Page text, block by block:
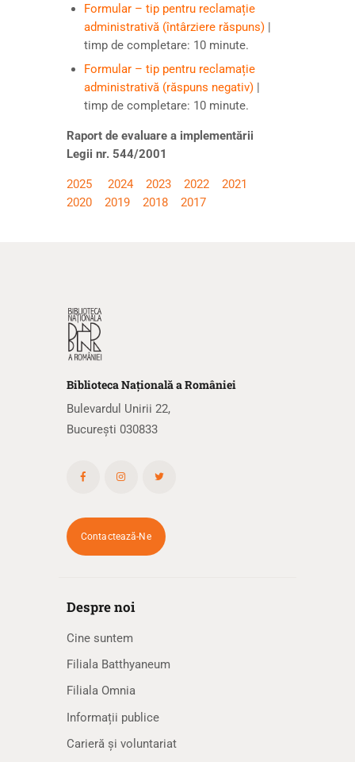
Formular – tip pentru reclamație
administrativă (întârziere răspuns) |
timp de completare: 10 minute.
Formular – tip pentru reclamație
administrativă (răspuns negativ)
timp de completare: 10 minute.
Raport de evaluare a implementării
Legii nr. 544/2001
2025 2024 2023 2022
2021
2020
2019 2018 2017
BibliotecaNaționalăa României
Bulevardul Unirii 22,
București 030833
Contactează-Ne
Despre noi
Cine suntem
Filiala Batthyaneum
Filiala Omnia
Informații publice
Carieră și voluntariat